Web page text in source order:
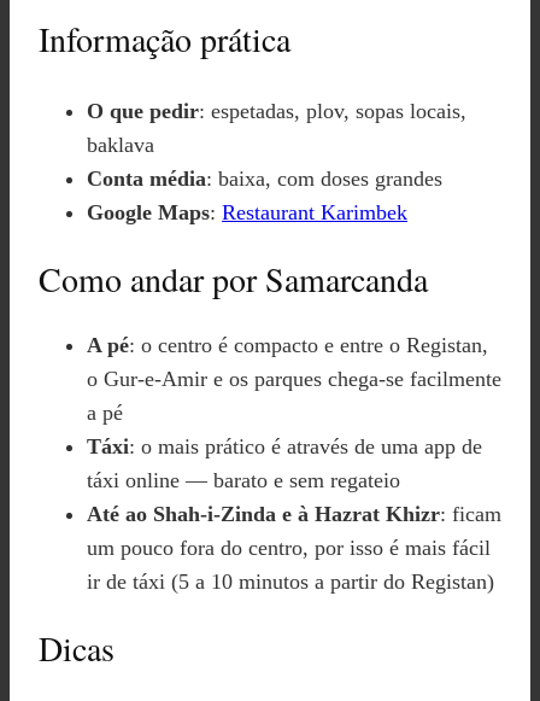
Informação prática
O que pedir: espetadas, plov, sopas locais,
baklava
Conta média: baixa, com doses grandes
Google Maps: Restaurant Karimbek
Como andar por Samarcanda
A pé: o centro é compacto e entre o Registan,
o Gur-e-Amir e os parques chega-se facilmente
a pé
Táxi: o mais prático é através de uma app de
táxi online — barato e sem regateio
Até ao Shah-i-Zinda e à Hazrat Khizr: ficam
um pouco fora do centro, por isso é mais fácil
ir de táxi (5 a 10 minutos a partir do Registan)
Dicas